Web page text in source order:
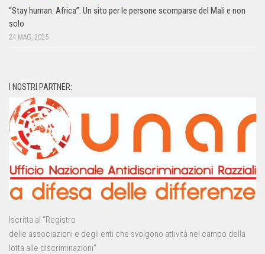
“Stay human. Africa”. Un sito per le persone scomparse del Mali e non
solo
24 MAG, 2025
I NOSTRI PARTNER:
Iscritta al “Registro
delle associazioni e degli enti che svolgono attività nel campo della
lotta alle discriminazioni”